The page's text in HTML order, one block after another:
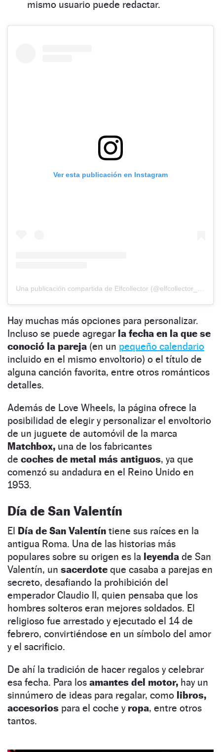
mismo usuario puede redactar.
Ver esta publicación en Instagram
Una publicación compartida de Elfcollector (@elfcollector_official)
Hay muchas más opciones para personalizar.
Incluso se puede agregar la fecha en la que se
conoció la pareja (en un pequeño calendario
incluido en el mismo envoltorio) o el título de
alguna canción favorita, entre otros románticos
detalles.
Además de Love Wheels, la página ofrece la
posibilidad de elegir y personalizar el envoltorio
de un juguete de automóvil de la marca
Matchbox, una de los fabricantes
de coches de metal más antiguos, ya que
comenzó su andadura en el Reino Unido en
1953.
Día de San Valentín
El Día de San Valentín tiene sus raíces en la
antigua Roma. Una de las historias más
populares sobre su origen es la leyenda de San
Valentín, un sacerdote que casaba a parejas en
secreto, desafiando la prohibición del
emperador Claudio II, quien pensaba que los
hombres solteros eran mejores soldados. El
religioso fue arrestado y ejecutado el 14 de
febrero, convirtiéndose en un símbolo del amor
y el sacrificio.
De ahí la tradición de hacer regalos y celebrar
esa fecha. Para los amantes del motor, hay un
sinnúmero de ideas para regalar, como libros,
accesorios para el coche y ropa, entre otros
tantos.